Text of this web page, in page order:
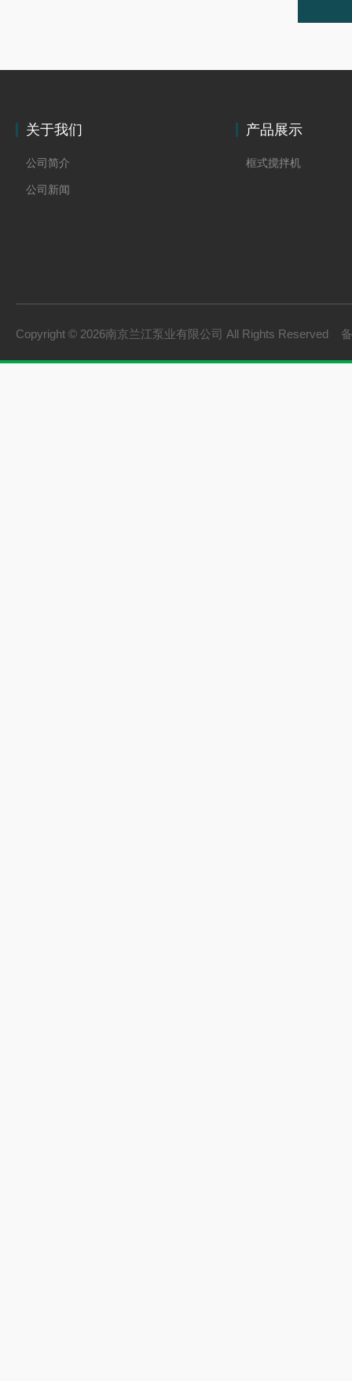
关于我们
公司简介
公司新闻
产品展示
框式搅拌机
Copyright © 2026南京兰江泵业有限公司 All Rights Reserved